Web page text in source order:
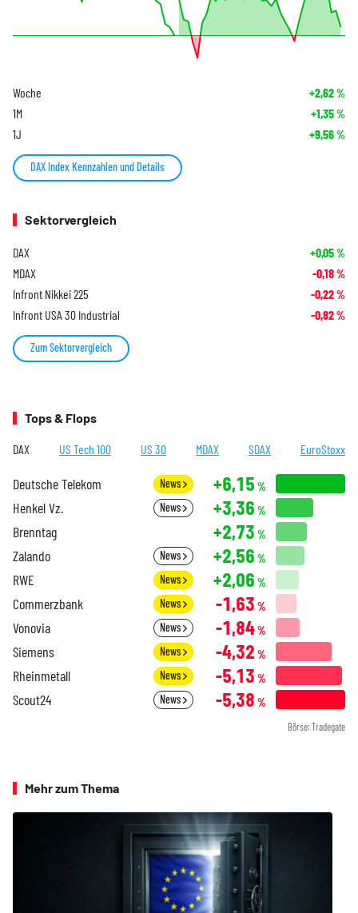
Woche +2,62%
1M +1,35%
1J +9,56%
DAX Index Kennzahlen und Details
Sektorvergleich
DAX +0,05%
MDAX -0,18%
Infront Nikkei 225 -0,22%
Infront USA 30 Industrial -0,82%
Zum Sektorvergleich
Tops & Flops
DAX US Tech 100 US 30 MDAX SDAX EuroStoxx
Deutsche Telekom News +6,15 %
Henkel Vz. News +3,36 %
Brenntag +2,73 %
Zalando News +2,56 %
RWE News +2,06 %
Commerzbank News -1,63 %
Vonovia News -1,84%
Siemens News -4,32 %
Rheinmetall News -5,13 %
Scout24 News -5,38 %
Börse: Tradegate
Mehr zum Thema